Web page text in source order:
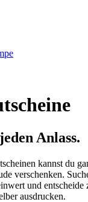
Anlass.
kannst du
verschenken.
und
ausdrucken.